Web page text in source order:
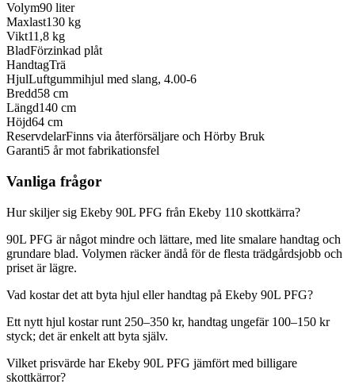
Volym90 liter
Maxlast130 kg
Vikt11,8 kg
BladFörzinkad plåt
HandtagTrä
HjulLuftgummihjul med slang, 4.00-6
Bredd58 cm
Längd140 cm
Höjd64 cm
ReservdelarFinns via återförsäljare och Hörby Bruk
Garanti5 år mot fabrikationsfel
Vanliga frågor
Hur skiljer sig Ekeby 90L PFG från Ekeby 110 skottkärra?
90L PFG är något mindre och lättare, med lite smalare handtag och
grundare blad. Volymen räcker ändå för de flesta trädgårdsjobb och
priset är lägre.
Vad kostar det att byta hjul eller handtag på Ekeby 90L PFG?
Ett nytt hjul kostar runt 250–350 kr, handtag ungefär 100–150 kr
styck; det är enkelt att byta själv.
Vilket prisvärde har Ekeby 90L PFG jämfört med billigare
skottkärror?